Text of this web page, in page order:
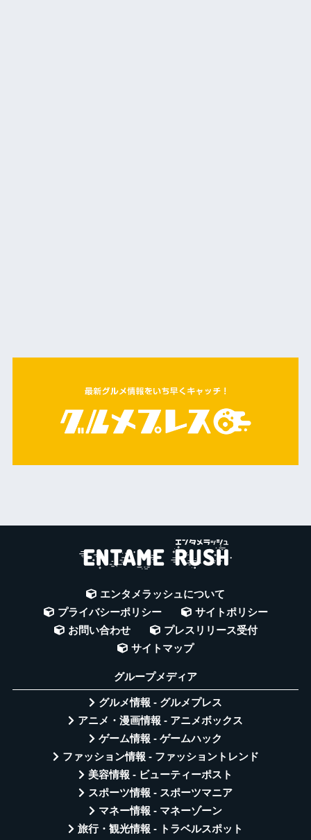
エンタメラッシュについて
プライバシーポリシー
サイトポリシー
お問い合わせ
プレスリリース受付
サイトマップ
グループメディア
グルメ情報 - グルメプレス
アニメ・漫画情報 - アニメボックス
ゲーム情報 - ゲームハック
ファッション情報 - ファッショントレンド
美容情報 - ビューティーポスト
スポーツ情報 - スポーツマニア
マネー情報 - マネーゾーン
旅行・観光情報 - トラベルスポット